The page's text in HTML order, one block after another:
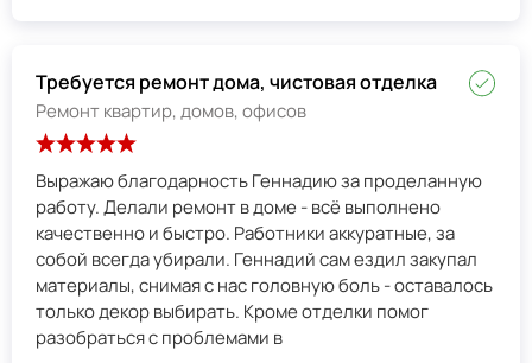
Требуется ремонт дома, чистовая отделка
Ремонт квартир, домов, офисов
Выражаю благодарность Геннадию за проделанную
работу. Делали ремонт в доме - всё выполнено
качественно и быстро. Работники аккуратные, за
собой всегда убирали. Геннадий сам ездил закупал
материалы, снимая с нас головную боль - оставалось
только декор выбирать. Кроме отделки помог
разобраться с проблемами в